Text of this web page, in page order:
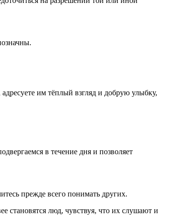
им тёплый взгляд и добрую улыбку,
в течение дня и позволяет
прежде всего понимать других.
становятся люд, чувствуя, что их слушают и